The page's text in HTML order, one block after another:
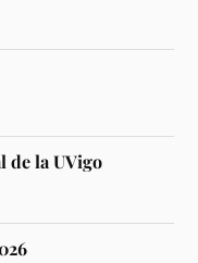
de la UVigo